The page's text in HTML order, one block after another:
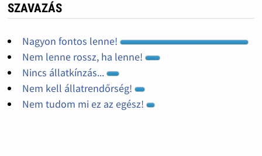
SZAVAZÁS
Nagyon fontos lenne!
Nem lenne rossz, ha lenne!
Nincs állatkínzás...
Nem kell állatrendőrség!
Nem tudom mi ez az egész!